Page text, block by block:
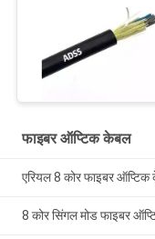
फाइबर ऑप्टिक केबल
एरियल 8 कोर फाइबर
8 कोर सिंगल मोड फाइबर